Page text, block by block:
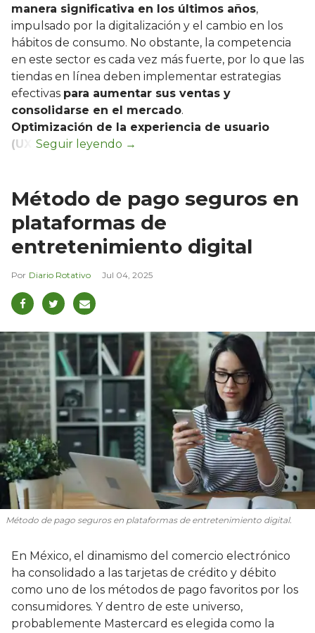
manera significativa en los últimos años,
impulsado por la digitalización y el cambio en los
hábitos de consumo. No obstante, la competencia
en este sector es cada vez más fuerte, por lo que las
tiendas en línea deben implementar estrategias
efectivas para aumentar sus ventas y
consolidarse en el mercado.
Optimización de la experiencia de usuario
(UX)
Método de pago seguros en
plataformas de
entretenimiento digital
Diario Rotativo Jul 04, 2025
Método de pago seguros en plataformas de entretenimiento digital.
En México, el dinamismo del comercio electrónico
ha consolidado a las tarjetas de crédito y débito
como uno de los métodos de pago favoritos por los
consumidores. Y dentro de este universo,
probablemente Mastercard es elegida como la